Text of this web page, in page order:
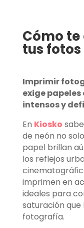
Cómo
tus
Imprimir
exige
intensos y
En Kiosko
de neón no
papel brillan
los reflejos
imprimen en
ideales para
saturación
fotografía.